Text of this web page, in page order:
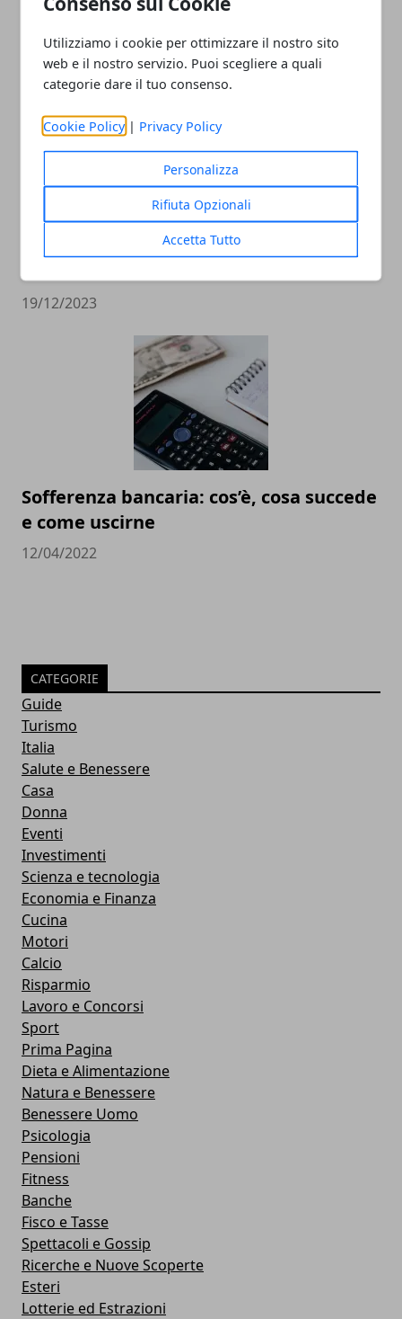
Utilizziamo i cookie per ottimizzare il nostro sito
web e il nostro servizio. Puoi scegliere a quali
categorie dare il tuo consenso.
Cookie Policy | Privacy Policy
Personalizza
Rifiuta Opzionali
Accetta Tutto
15/10/2024
Simulazione mutuo: come funziona e
19/12/2023
Sofferenza bancaria: cos’è, cosa succede
e come uscirne
12/04/2022
CATEGORIE
Guide
Turismo
Italia
Salute e Benessere
Casa
Donna
Eventi
Investimenti
Scienza e tecnologia
Economia e Finanza
Cucina
Motori
Calcio
Risparmio
Lavoro e Concorsi
Sport
Prima Pagina
Dieta e Alimentazione
Natura e Benessere
Benessere Uomo
Psicologia
Pensioni
Fitness
Banche
Fisco e Tasse
Spettacoli e Gossip
Ricerche e Nuove Scoperte
Esteri
Lotterie ed Estrazioni